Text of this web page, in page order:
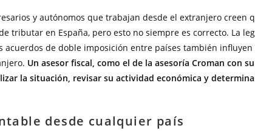
y autónomos que trabajan desde el extranjero creen
tributar en España, pero esto no siempre es correcto. La
acuerdos de doble imposición entre países también
Un asesor fiscal, como el de la asesoría Croman con su
la situación, revisar su actividad económica y
desde cualquier país